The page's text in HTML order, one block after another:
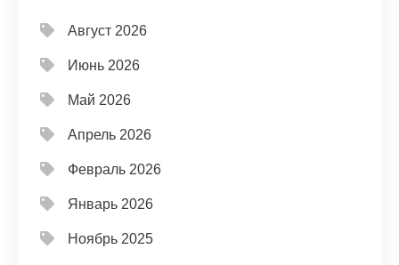
Август 2026
Июнь 2026
Май 2026
Апрель 2026
Февраль 2026
Январь 2026
Ноябрь 2025